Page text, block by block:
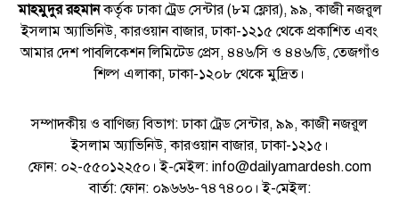
মাহমুদুর রহমানকর্তৃক ঢাকা ট্রেড সেন্টার (৮ম ফ্লোর), ৯৯, কাজী নজরুল
ইসলাম অ্যাভিনিউ, কারওয়ান বাজার, ঢাকা-১২১৫ থেকে প্রকাশিত এবং
আমার দেশ পাবলিকেশন লিমিটেড প্রেস, ৪৪৬/সি ও ৪৪৬/ডি, তেজগাঁও
শিল্প এলাকা, ঢাকা-১২০৮ থেকে মুদ্রিত।
সম্পাদকীয় ও বাণিজ্য বিভাগ: ঢাকা ট্রেড সেন্টার, ৯৯, কাজী নজরুল
ইসলাম অ্যাভিনিউ, কারওয়ান বাজার, ঢাকা-১২১৫।
ফোন: ০২-৫৫০১২২৫০। ই-মেইল: info@dailyamardesh.com
বার্তা: ফোন: ০৯৬৬৬-৭৪৭৪০০। ই-মেইল: